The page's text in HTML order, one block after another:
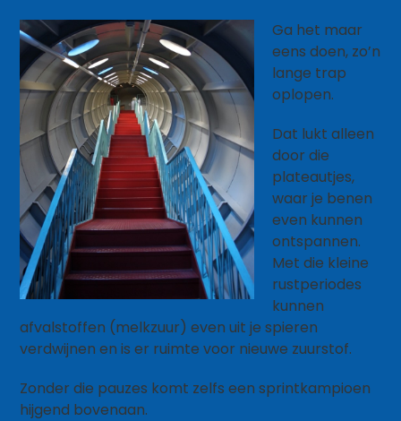
Ga het maar
eens doen, zo’n
lange trap
oplopen.
Dat lukt alleen
door die
plateautjes,
waar je benen
even kunnen
ontspannen.
Met die kleine
rustperiodes
kunnen
afvalstoffen (melkzuur) even uit je spieren
verdwijnen en is er ruimte voor nieuwe zuurstof.
Zonder die pauzes komt zelfs een sprintkampioen
hijgend bovenaan.